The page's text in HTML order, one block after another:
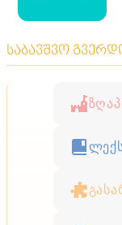
საბავშვო